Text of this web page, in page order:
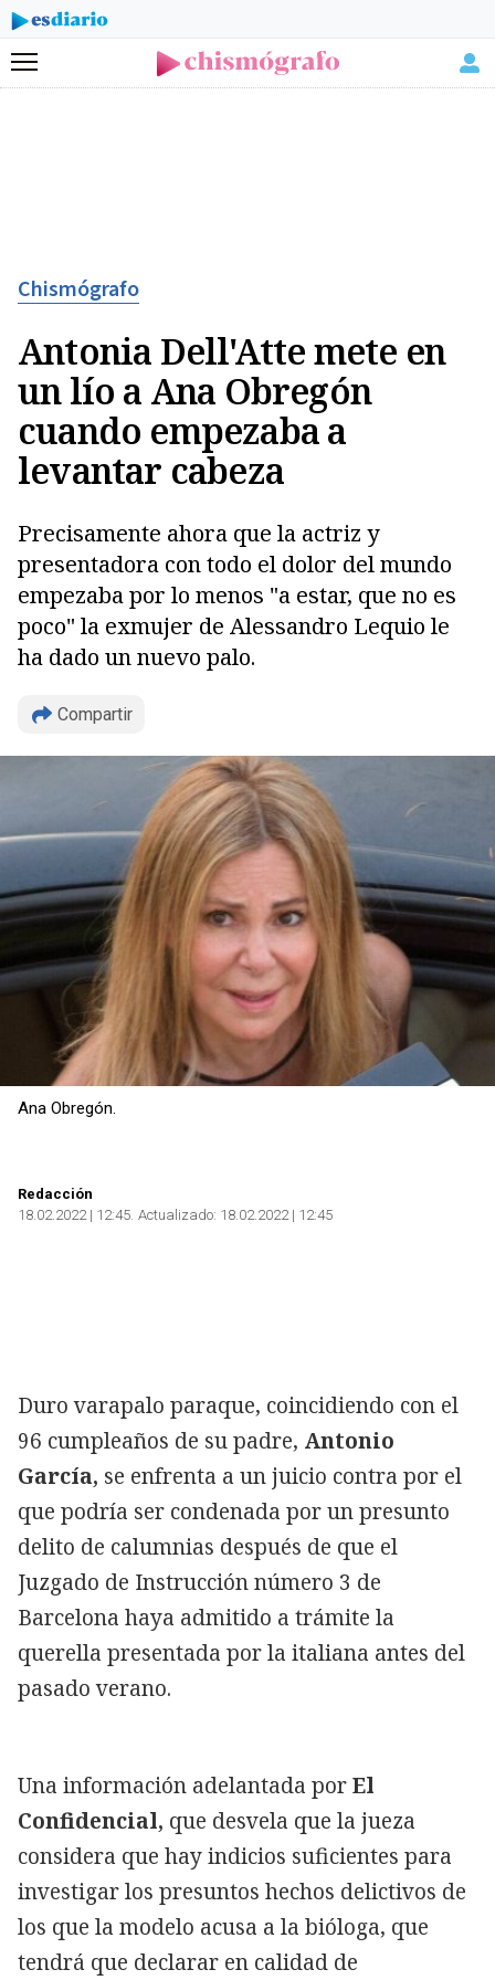
Menú
Chismógrafo
Antonia Dell'Atte mete en
un lío a Ana Obregón
cuando empezaba a
levantar cabeza
Precisamente ahora que la actriz y
presentadora con todo el dolor del mundo
empezaba por lo menos "a estar, que no es
poco" la exmujer de Alessandro Lequio le
ha dado un nuevo palo.
Compartir
Ana Obregón.
Redacción
18.02.2022 | 12:45 Actualizado: 18.02.2022 | 12:45
Duro varapalo paraque, coincidiendo con el
96 cumpleaños de su padre, Antonio
García, se enfrenta a un juicio contra por el
que podría ser condenada por un presunto
delito de calumnias después de que el
Juzgado de Instrucción número 3 de
Barcelona haya admitido a trámite la
querella presentada por la italiana antes del
pasado verano.
Una información adelantada porEl
Confidencial, que desvela que la jueza
considera que hay indicios suficientes para
investigar los presuntos hechos delictivos de
los que la modelo acusa a la bióloga, que
tendrá que declarar en calidad de